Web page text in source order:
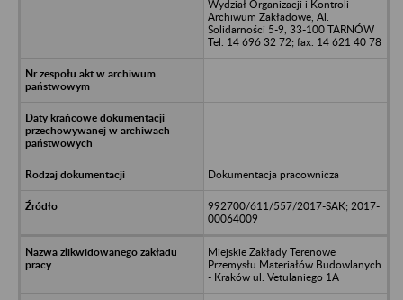
Wydział Organizacji i Kontroli
Archiwum Zakładowe, Al.
Solidarności 5-9, 33-100 TARNÓW
Tel. 14 696 32 72; fax. 14 621 40 78
Dokumentacja pracownicza
992700/611/557/2017-SAK; 2017-
00064009
Miejskie Zakłady Terenowe
Przemysłu Materiałów Budowlanych
- Kraków ul. Vetulaniego 1A